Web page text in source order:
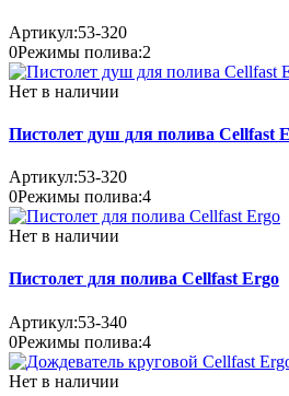
Артикул:53-320
0Режимы полива:2
Нет в наличии
Пистолет душ для полива Cellfast
Артикул:53-320
0Режимы полива:4
Нет в наличии
Пистолет для полива Cellfast Ergo
Артикул:53-340
0Режимы полива:4
Нет в наличии